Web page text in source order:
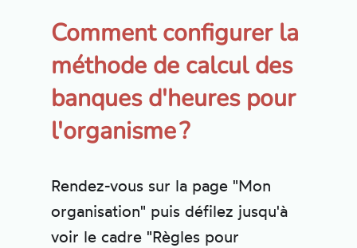
Comment configurer la
méthode de calcul des
banques d'heures pour
l'organisme ?
Rendez-vous sur la page "Mon
organisation" puis défilez jusqu'à
voir le cadre "Règles pour